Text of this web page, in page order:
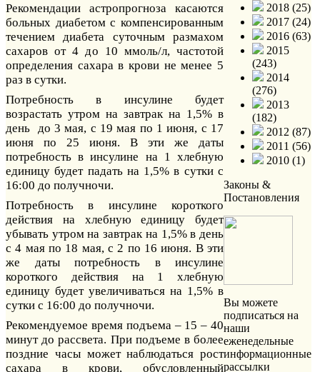
Рекомендации астропрогноза касаются
больных диабетом с компенсированным
течением диабета суточным размахом
сахаров от 4 до 10 ммоль/л, частотой
определения сахара в крови не менее 5
раз в сутки.
Потребность в инсулине будет
возрастать утром на завтрак на 1,5% в
день до 3 мая, с 19 мая по 1 июня, с 17
июня по 25 июня. В эти же даты
потребность в инсулине на 1 хлебную
единицу будет падать на 1,5% в сутки с
16:00 до получночи.
Потребность в инсулине короткого
действия на хлебную единицу будет
убывать утром на завтрак на 1,5% в день
с 4 мая по 18 мая, с 2 по 16 июня. В эти
же даты потребность в инсулине
короткого действия на 1 хлебную
единицу будет увеличиваться на 1,5% в
сутки с 16:00 до получночи.
Рекомендуемое время подъема – 15 – 40
минут до рассвета. При подъеме в более
поздние часы может наблюдаться рост
сахара в крови, обусловленный
2018 (25)
2017 (24)
2016 (63)
2015
(243)
2014
(276)
2013
(182)
2012 (87)
2011 (56)
2010 (1)
Законы &
Постановления
Вы можете
подписаться на
наши
еженедельные
информационные
рассылки